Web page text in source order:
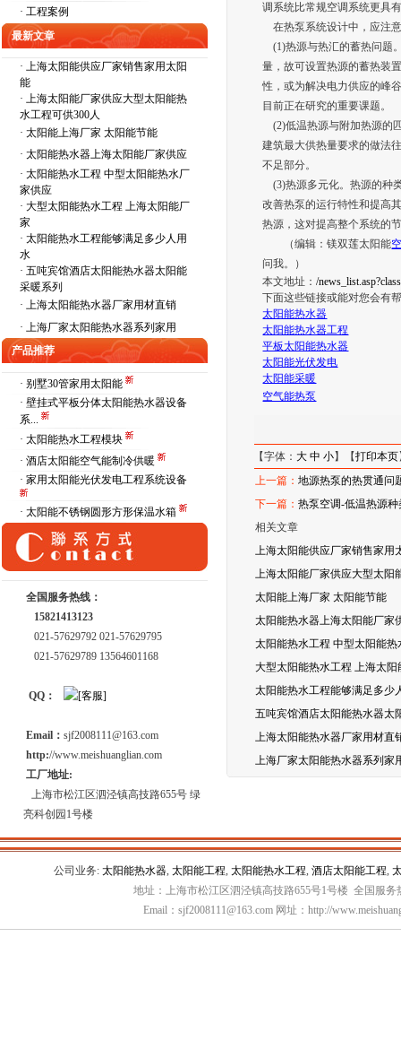
· 工程案例
最新文章
· 上海太阳能供应厂家销售家用太阳
能
· 上海太阳能厂家供应大型太阳能热
水工程可供300人
· 太阳能上海厂家 太阳能节能
· 太阳能热水器上海太阳能厂家供应
· 太阳能热水工程 中型太阳能热水厂
家供应
· 大型太阳能热水工程 上海太阳能厂
家
· 太阳能热水工程能够满足多少人用
水
· 五吨宾馆酒店太阳能热水器太阳能
采暖系列
· 上海太阳能热水器厂家用材直销
· 上海厂家太阳能热水器系列家用
产品推荐
· 别墅30管家用太阳能
· 壁挂式平板分体太阳能热水器设备
系...
· 太阳能热水工程模块
· 酒店太阳能空气能制冷供暖
· 家用太阳能光伏发电工程系统设备
· 太阳能不锈钢圆形方形保温水箱
全国服务热线：
15821413123
021-57629792 021-57629795
021-57629789 13564601168
QQ：
Email： sjf2008111@163.com
http://www.meishuanglian.com
工厂地址:
上海市松江区泗泾镇高技路655号 绿
亮科创园1号楼
调系统比常规空调系统更具
在热泵系统设计中，应注
(1)热源与热汇的蓄热问题
量，故可设置热源的蓄热装
性，或为解决电力供应的峰
目前正在研究的重要课题。
(2)低温热源与附加热源的
建筑最大供热量要求的做法
不足部分。
(3)热源多元化。热源的种
改善热泵的运行特性和提高
热源，这对提高整个系统的
（编辑：镁双莲太阳能
问我。）
本文地址：/
下面这些链接或能对您会有
太阳能热水器
太阳能热水器工程
平板太阳能热水器
太阳能光伏发电
太阳能采暖
空气能热泵
【字体：大 中 小】【打印本页
上一篇：地源热泵的热贯通问
下一篇：热泵空调-低温热源
相关文章
上海太阳能供应厂家销售家用
上海太阳能厂家供应大型太阳
太阳能上海厂家 太阳能节能
太阳能热水器上海太阳能厂家
太阳能热水工程 中型太阳能热
大型太阳能热水工程 上海太阳
太阳能热水工程能够满足多少
五吨宾馆酒店太阳能热水器太
上海太阳能热水器厂家用材直
上海厂家太阳能热水器系列家
公司业务: 太阳能热水器, 太阳能工程, 太阳能热水工程, 酒店太阳能工程,
地址：上海市松江区泗泾镇高技路655号1号楼 全国服务
Email：sjf2008111@163.com 网址：http://